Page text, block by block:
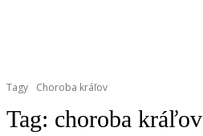
Tagy Choroba kráľov
Tag: choroba kráľov